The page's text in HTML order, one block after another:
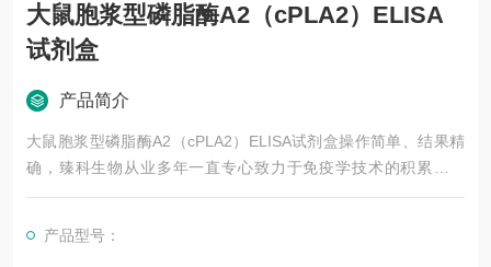
大鼠胞浆型磷脂酶A2（cPLA2）ELISA
试剂盒
产品简介
大鼠胞浆型磷脂酶A2（cPLA2）ELISA试剂盒操作简单、结果精
确，臻科生物从业多年一直专心致力于免疫学技术的积累与发
展，以其优质的产品质量与专业的技术服务，赢得业内广大人士
的合作关系，共同努力合作共赢。
产品型号：